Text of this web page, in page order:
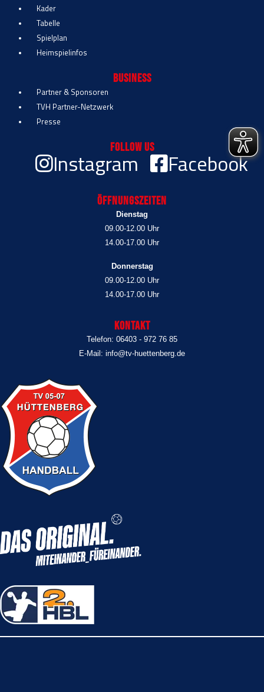
Kader
Tabelle
Spielplan
Heimspielinfos
Business
Partner & Sponsoren
TVH Partner-Netzwerk
Presse
Follow Us
Instagram Facebook
Öffnungszeiten
Dienstag
09.00-12.00 Uhr
14.00-17.00 Uhr
Donnerstag
09.00-12.00 Uhr
14.00-17.00 Uhr
Kontakt
Telefon: 06403 - 972 76 85
E-Mail: info@tv-huettenberg.de